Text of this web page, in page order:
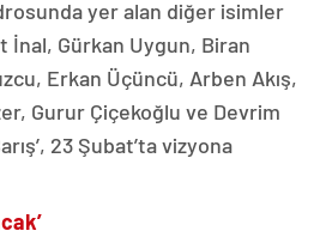
yer alan diğer isimler
İnal, Gürkan Uygun, Biran
Erkan Üçüncü, Arben Akış,
Gurur Çiçekoğlu ve Devrim
23 Şubat’ta vizyona